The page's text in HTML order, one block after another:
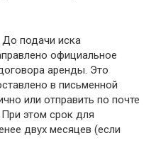
подачи иска
официальное
аренды. Это
в письменной
или отправить по почте
этом срок для
двух месяцев (если